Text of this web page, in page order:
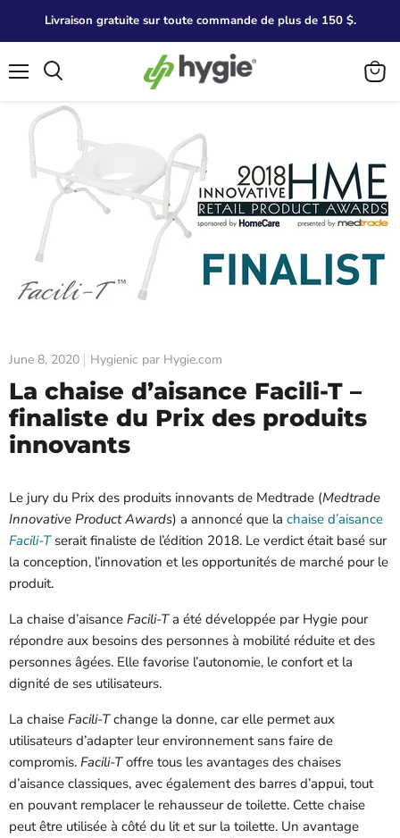
Livraison gratuite sur toute commande de plus de 150 $.
View
June 8, 2020 Hygienic par Hygie.com
La chaise d’aisance Facili-T –
finaliste du Prix des produits
innovants
Le jury du Prix des produits innovants de Medtrade (Medtrade
Innovative Product Awards) a annoncé que la chaise d’aisance
Facili-Tserait finaliste de l’édition 2018. Le verdict était basé sur
la conception, l’innovation et les opportunités de marché pour le
produit.
La chaise d’aisance Facili-Ta été développée par Hygie pour
répondre aux besoins des personnes à mobilité réduite et des
personnes âgées. Elle favorise l’autonomie, le confort et la
dignité de ses utilisateurs.
La chaise Facili-Tchange la donne, car elle permet aux
utilisateurs d’adapter leur environnement sans faire de
compromis. Facili-Toffre tous les avantages des chaises
d’aisance classiques, avec également des barres d’appui, tout
en pouvant remplacer le rehausseur de toilette. Cette chaise
peut être utilisée à côté du lit et sur la toilette. Un avantage